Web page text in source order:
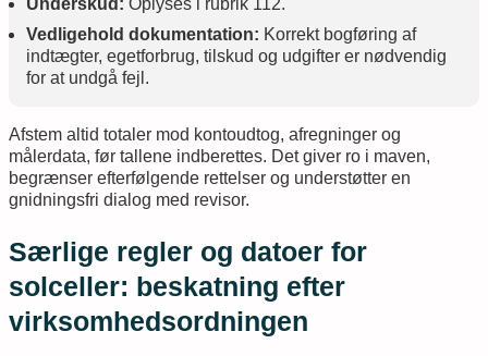
Underskud: Oplyses i rubrik 112.
Vedligehold dokumentation: Korrekt bogføring af
indtægter, egetforbrug, tilskud og udgifter er nødvendig
for at undgå fejl.
Afstem altid totaler mod kontoudtog, afregninger og
målerdata, før tallene indberettes. Det giver ro i maven,
begrænser efterfølgende rettelser og understøtter en
gnidningsfri dialog med revisor.
Særlige regler og datoer for
solceller: beskatning efter
virksomhedsordningen